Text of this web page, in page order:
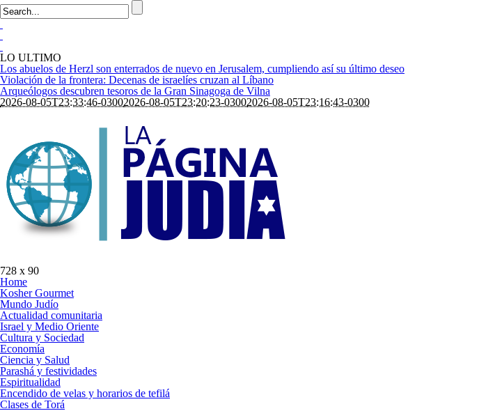
LO ULTIMO
Los abuelos de Herzl son enterrados de nuevo en Jerusalem, cumpliendo así su último deseo
Violación de la frontera: Decenas de israelíes cruzan al Líbano
Arqueólogos descubren tesoros de la Gran Sinagoga de Vilna
2026-08-05T23:33:46-03002026-08-05T23:20:23-03002026-08-05T23:16:43-0300
728 x 90
Home
Kosher Gourmet
Mundo Judío
Actualidad comunitaria
Israel y Medio Oriente
Cultura y Sociedad
Economía
Ciencia y Salud
Parashá y festividades
Espiritualidad
Encendido de velas y horarios de tefilá
Clases de Torá